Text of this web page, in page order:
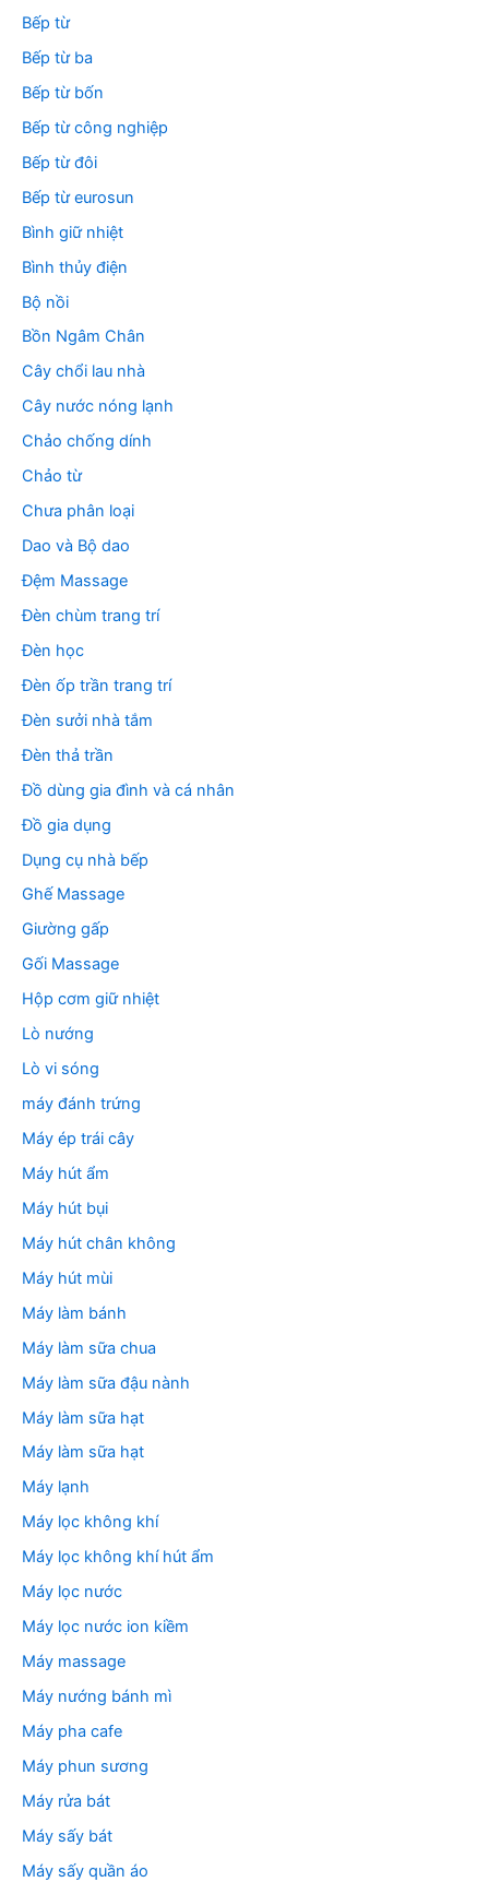
Bếp từ
Bếp từ ba
Bếp từ bốn
Bếp từ công nghiệp
Bếp từ đôi
Bếp từ eurosun
Bình giữ nhiệt
Bình thủy điện
Bộ nồi
Bồn Ngâm Chân
Cây chổi lau nhà
Cây nước nóng lạnh
Chảo chống dính
Chảo từ
Chưa phân loại
Dao và Bộ dao
Đệm Massage
Đèn chùm trang trí
Đèn học
Đèn ốp trần trang trí
Đèn sưởi nhà tắm
Đèn thả trần
Đồ dùng gia đình và cá nhân
Đồ gia dụng
Dụng cụ nhà bếp
Ghế Massage
Giường gấp
Gối Massage
Hộp cơm giữ nhiệt
Lò nướng
Lò vi sóng
máy đánh trứng
Máy ép trái cây
Máy hút ẩm
Máy hút bụi
Máy hút chân không
Máy hút mùi
Máy làm bánh
Máy làm sữa chua
Máy làm sữa đậu nành
Máy làm sữa hạt
Máy làm sữa hạt
Máy lạnh
Máy lọc không khí
Máy lọc không khí hút ẩm
Máy lọc nước
Máy lọc nước ion kiềm
Máy massage
Máy nướng bánh mì
Máy pha cafe
Máy phun sương
Máy rửa bát
Máy sấy bát
Máy sấy quần áo